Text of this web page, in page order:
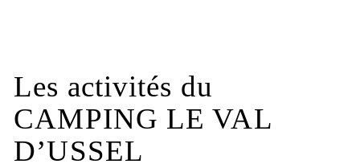
Les activités du
CAMPING LE VAL
D’USSEL